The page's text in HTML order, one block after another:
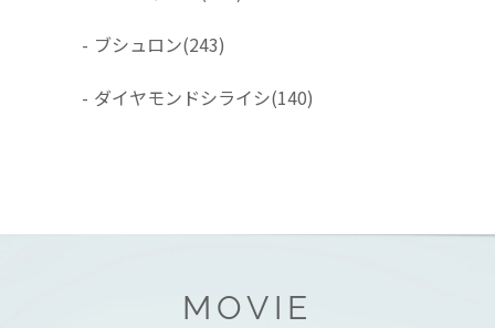
- ブシュロン(243)
- ダイヤモンドシライシ(140)
MOVIE